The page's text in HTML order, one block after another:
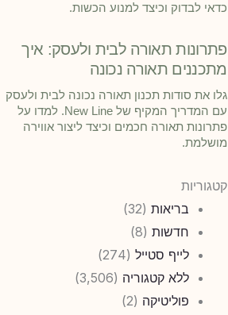
כדאי לבדוק וכיצד למנוע הכשות.
פתרונות תאורה לבית ולעסק: איך
מתכננים תאורה נכונה
גלו את סודות תכנון תאורה נכונה לבית ולעסק
עם המדריך המקיף של New Line. למדו על
פתרונות תאורה חכמים וכיצד ליצור אווירה
מושלמת.
קטגוריות
בריאות (32)
חדשות (8)
לייף סטייל (274)
ללא קטגוריה (3,506)
פוליטיקה (2)